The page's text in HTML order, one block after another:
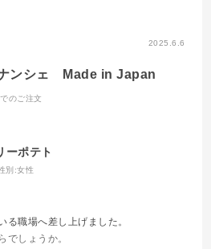
2025.6.6
ンシェ Made in Japan
のご注文
ーポテト
別:女性
る職場へ差し上げました。
でしょうか。